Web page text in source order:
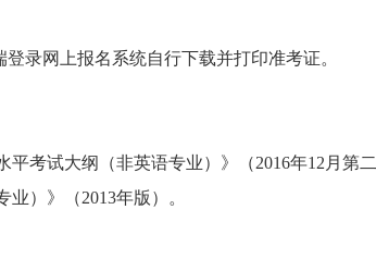
录网上报名系统自行下载并打印准考证。
平考试大纲（非英语专业）》（2016年12月第二
）》（2013年版）。